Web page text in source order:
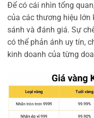
Để có cái nhìn tổng
của các thương hiệu lớn
sánh và đánh giá. Sự
có thể phản ánh uy tín,
kinh doanh của từng